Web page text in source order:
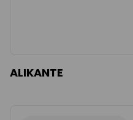
ALIKANTE